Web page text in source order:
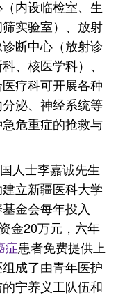
内设临检室、生
实验室）、放射
断中心（放射诊
、核医学科）、
疗科可开展各种
泌、神经系统等
危重症的抢救与
人士李嘉诚先生
立新疆医科大学
金会每年投入
金20万元，六年
症患者免费提供上
成了由青年医护
宁养义工队伍和